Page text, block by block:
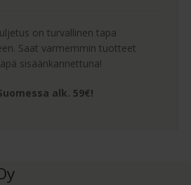
on turvallinen tapa
Saat varmemmin tuotteet
sisäänkannettuna!
alk. 59€!